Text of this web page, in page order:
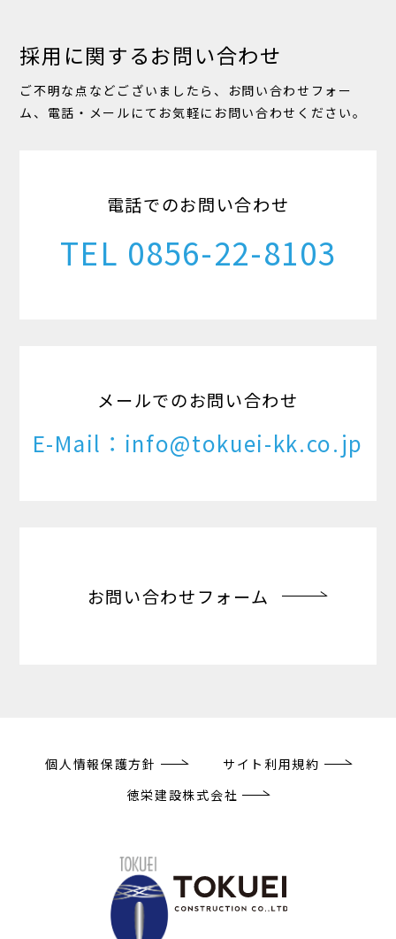
採用に関するお問い合わせ
ご不明な点などございましたら、お問い合わせフォー
ム、電話・メールにてお気軽にお問い合わせください。
電話でのお問い合わせ
TEL 0856-22-8103
メールでのお問い合わせ
E-Mail：info@tokuei-kk.co.jp
お問い合わせフォーム
個人情報保護方針
サイト利用規約
徳栄建設株式会社